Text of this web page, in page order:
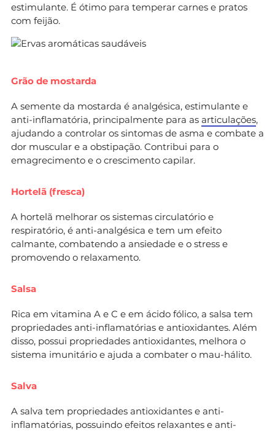
estimulante. É ótimo para temperar carnes e pratos
com feijão.
Grão de mostarda
A semente da mostarda é analgésica, estimulante e
anti-inflamatória, principalmente para as articulações,
ajudando a controlar os sintomas de asma e combate a
dor muscular e a obstipação. Contribui para o
emagrecimento e o crescimento capilar.
Hortelã (fresca)
A hortelã melhorar os sistemas circulatório e
respiratório, é anti-analgésica e tem um efeito
calmante, combatendo a ansiedade e o stress e
promovendo o relaxamento.
Salsa
Rica em vitamina A e C e em ácido fólico, a salsa tem
propriedades anti-inflamatórias e antioxidantes. Além
disso, possui propriedades antioxidantes, melhora o
sistema imunitário e ajuda a combater o mau-hálito.
Salva
A salva tem propriedades antioxidantes e anti-
inflamatórias, possuindo efeitos relaxantes e anti-